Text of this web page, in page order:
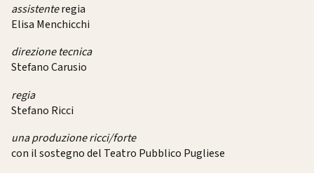
assistenteregia
Elisa Menchicchi
direzione tecnica
Stefano Carusio
regia
Stefano Ricci
una produzione ricci/forte
con il sostegno del Teatro Pubblico Pugliese